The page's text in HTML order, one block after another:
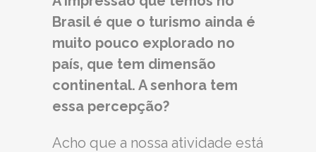
Brasil é que o turismo ainda é
muito pouco explorado no
país, que tem dimensão
continental. A senhora tem
essa percepção?
Acho que a nossa atividade está